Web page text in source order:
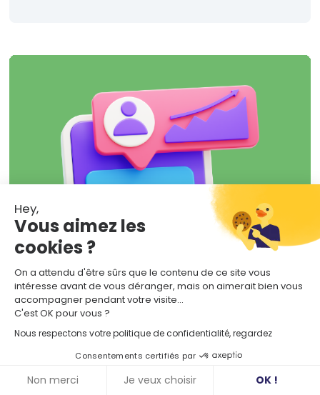
Hey,
Vous aimez les
cookies ?
On a attendu d'être sûrs que le contenu de ce site vous
intéresse avant de vous déranger, mais on aimerait bien vous
accompagner pendant votre visite...
C'est OK pour vous ?
Nous respectons votre politique de confidentialité, regardez
Consentements certifiés par
Non merci Je veux choisir OK !
Marketing Relationnel
6 Actions Pour
Améliorer L'e-
Réputation De Votre
Réseau D'enseignes